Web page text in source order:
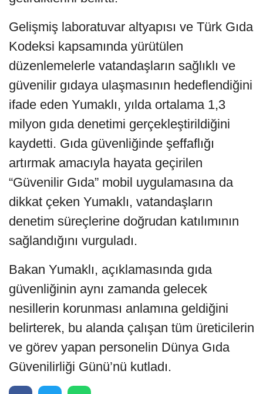
Gelişmiş laboratuvar altyapısı ve Türk Gıda
Kodeksi kapsamında yürütülen
düzenlemelerle vatandaşların sağlıklı ve
güvenilir gıdaya ulaşmasının hedeflendiğini
ifade eden Yumaklı, yılda ortalama 1,3
milyon gıda denetimi gerçekleştirildiğini
kaydetti. Gıda güvenliğinde şeffaflığı
artırmak amacıyla hayata geçirilen
“Güvenilir Gıda” mobil uygulamasına da
dikkat çeken Yumaklı, vatandaşların
denetim süreçlerine doğrudan katılımının
sağlandığını vurguladı.
Bakan Yumaklı, açıklamasında gıda
güvenliğinin aynı zamanda gelecek
nesillerin korunması anlamına geldiğini
belirterek, bu alanda çalışan tüm üreticilerin
ve görev yapan personelin Dünya Gıda
Güvenilirliği Günü’nü kutladı.